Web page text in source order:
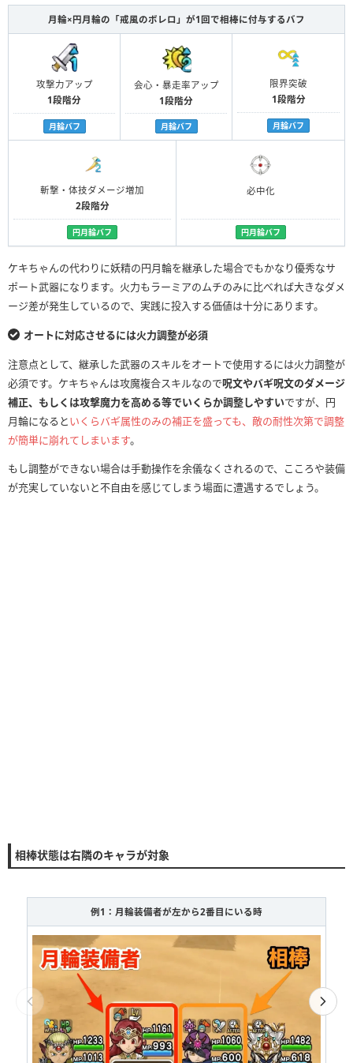
月輪×円月輪の「戒風のボレロ」が1回で相棒に付与するバフ
攻撃力アップ
1段階分
月輪バフ
会心・暴走率アップ
1段階分
月輪バフ
限界突破
1段階分
月輪バフ
斬撃・体技ダメージ増加
2段階分
円月輪バフ
必中化
円月輪バフ
ケキちゃんの代わりに妖精の円月輪を継承した場合でもかなり優秀なサ
ポート武器になります。火力もラーミアのムチのみに比べれば大きなダメ
ージ差が発生しているので、実践に投入する価値は十分にあります。
オートに対応させるには火力調整が必須
注意点として、継承した武器のスキルをオートで使用するには火力調整が
必須です。ケキちゃんは攻魔複合スキルなので呪文やバギ呪文のダメージ
補正、もしくは攻撃魔力を高める等でいくらか調整しやすいですが、円
月輪になるといくらバギ属性のみの補正を盛っても、敵の耐性次第で調整
が簡単に崩れてしまいます。
もし調整ができない場合は手動操作を余儀なくされるので、こころや装備
が充実していないと不自由を感じてしまう場面に遭遇するでしょう。
相棒状態は右隣のキャラが対象
例1：月輪装備者が左から2番目にいる時